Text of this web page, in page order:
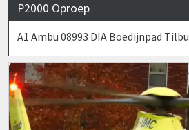
P2000 Oproep
A1 Ambu 08993 DIA Boedijnpad